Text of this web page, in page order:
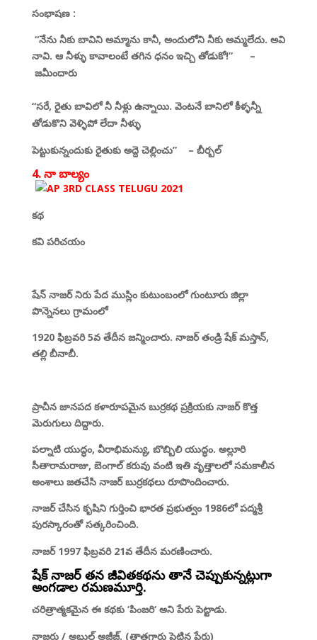
సంభాషణ :
“నేను నీకు బావిని అమ్మాను కానీ, అందులోని నీకు అమ్మలేదు. అవి
నావి. ఆ నీళ్ళు కావాలంటే తగిన ధనం ఇచ్చి తోడుకో!”–
జమీందారు
“సరే, రైతు బావిలో నీ నీళ్లు ఉన్నాయి. వెంటనే బానిలో కీళ్ళన్నీ
తోడుకొని వెళ్ళిపో లేదా నీళ్ళు
పెట్టుకున్నందుకు రైతుకు అద్దె చెల్లించు”– బీర్బల్
4. నా బాల్యం
కథ
కవి పరిచయం
షేన్ నాజర్ నిరు పేద ముస్లిం కుటుంబంలో గుంటూరు జిల్లా
పొన్నెనలు గ్రామంలో
1920 ఫిబ్రవరి 5వ తేదీన జన్మించారు. నాజర్ తండ్రి షేక్ మస్తాన్,
తల్లి బీనాబీ.
ప్రాచీన జానపద కళారూపమైన బుర్రకథ ప్రక్రియకు నాజర్ కొత్త
మెరుగులు దిద్దారు.
పల్నాటి యుద్ధం, వీరాభిమన్యు, బొబ్బిలి యుద్ధం. అల్లూరి
సీతారామరాజు, బెంగాల్ కరువు వంటి ఇతి వృత్తాలలో సమకాలీన
అంశాలు జతచేసి నాజర్ బుర్రకథలు రూపొందించారు.
నాజర్ చేసిన కృషిని గుర్తించి భారత ప్రభుత్వం 1986లో పద్మశ్రీ
పురస్కారంతో సత్కరించింది.
నాజర్ 1997 ఫిబ్రవరి 21వ తేదీన మరణించారు.
షేక్ నాజర్ తన జీవితకథను తానే చెప్పుకున్నట్లుగా
అంగడాల రమణమూర్తి.
చరిత్రాత్మకమైన ఈ కథకు ‘పింజరి‘ అని పేరు పెట్టాడు.
నాజరు/ అబ్దుల్ అజీజ్. (తాతగారు పెట్టిన పేరు)